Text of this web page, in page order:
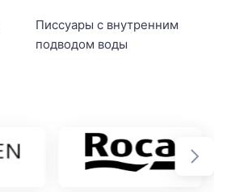
Писсуары с внутренним
подводом воды